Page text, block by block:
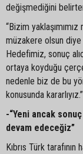
değişmediğini
“Bizim
müzakere olsun
Hedefimiz, sonuç
ortaya koyduğu
nedenle biz de bu
konusunda kararlıyız.”
-“Yeni ancak sonuç
devam edeceğiz”
Kıbrıs Türk